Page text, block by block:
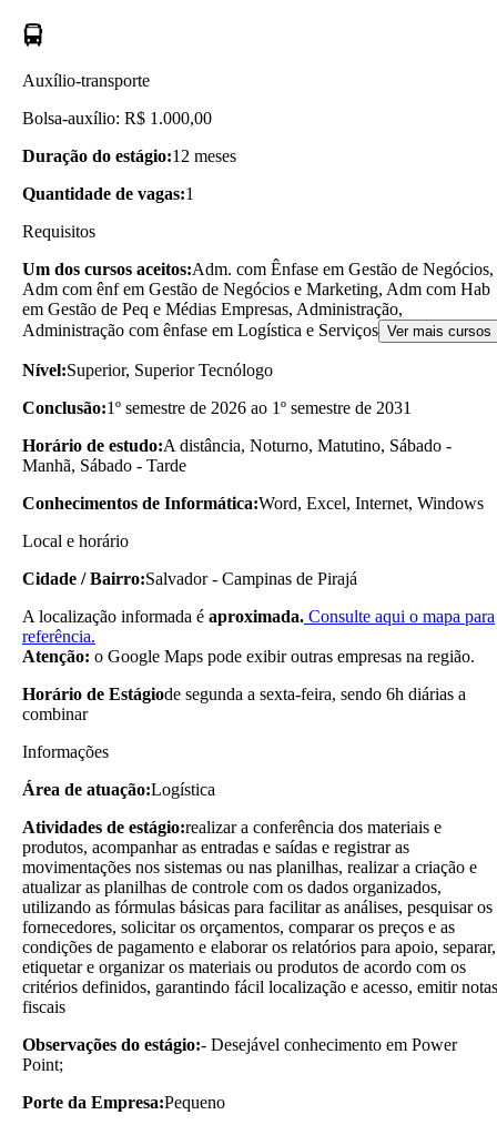
Auxílio-transporte
Bolsa-auxílio: R$ 1.000,00
Duração do estágio:12 meses
Quantidade de vagas:1
Requisitos
Um dos cursos aceitos:Adm. com Ênfase em Gestão de Negócios,
Adm com ênf em Gestão de Negócios e Marketing, Adm com Hab
em Gestão de Peq e Médias Empresas, Administração,
Administração com ênfase em Logística e Serviços Ver mais cursos
Nível:Superior, Superior Tecnólogo
Conclusão:1º semestre de 2026 ao 1º semestre de 2031
Horário de estudo:A distância, Noturno, Matutino, Sábado -
Manhã, Sábado - Tarde
Conhecimentos de Informática:Word, Excel, Internet, Windows
Local e horário
Cidade / Bairro:Salvador - Campinas de Pirajá
A localização informada é aproximada. Consulte aqui o mapa para
referência.
Atenção: o Google Maps pode exibir outras empresas na região.
Horário de Estágiode segunda a sexta-feira, sendo 6h diárias a
combinar
Informações
Área de atuação:Logística
Atividades de estágio:realizar a conferência dos materiais e
produtos, acompanhar as entradas e saídas e registrar as
movimentações nos sistemas ou nas planilhas, realizar a criação e
atualizar as planilhas de controle com os dados organizados,
utilizando as fórmulas básicas para facilitar as análises, pesquisar os
fornecedores, solicitar os orçamentos, comparar os preços e as
condições de pagamento e elaborar os relatórios para apoio, separar,
etiquetar e organizar os materiais ou produtos de acordo com os
critérios definidos, garantindo fácil localização e acesso, emitir notas
fiscais
Observações do estágio:- Desejável conhecimento em Power
Point;
Porte da Empresa:Pequeno